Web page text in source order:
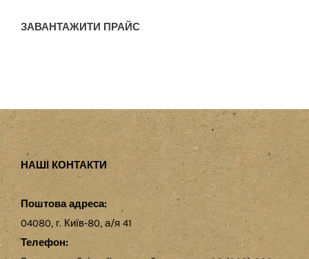
ЗАВАНТАЖИТИ ПРАЙС
НАШІ КОНТАКТИ
Поштова адреса:
04080, г. Київ-80, а/я 41
Телефон: